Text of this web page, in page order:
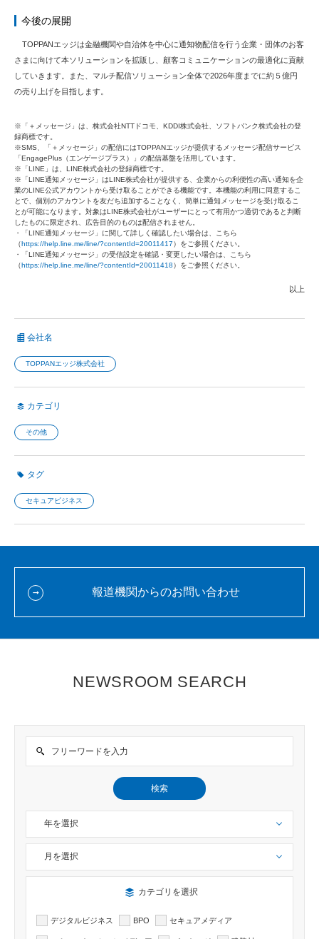
今後の展開
TOPPANエッジは金融機関や自治体を中心に通知物配信を行う企業・団体のお客
さまに向けて本ソリューションを拡販し、顧客コミュニケーションの最適化に貢献
していきます。また、マルチ配信ソリューション全体で2026年度までに約５億円
の売り上げを目指します。
※「＋メッセージ」は、株式会社NTTドコモ、KDDI株式会社、ソフトバンク株式会社の登
録商標です。
※SMS、「＋メッセージ」の配信にはTOPPANエッジが提供するメッセージ配信サービス
「EngagePlus（エンゲージプラス）」の配信基盤を活用しています。
※「LINE」は、LINE株式会社の登録商標です。
※「LINE通知メッセージ」はLINE株式会社が提供する、企業からの利便性の高い通知を企
業のLINE公式アカウントから受け取ることができる機能です。本機能の利用に同意するこ
とで、個別のアカウントを友だち追加することなく、簡単に通知メッセージを受け取るこ
とが可能になります。対象はLINE株式会社がユーザーにとって有用かつ適切であると判断
したものに限定され、広告目的のものは配信されません。
・「LINE通知メッセージ」に関して詳しく確認したい場合は、こちら
（https://help.line.me/line/?contentId=20011417）をご参照ください。
・「LINE通知メッセージ」の受信設定を確認・変更したい場合は、こちら
（https://help.line.me/line/?contentId=20011418）をご参照ください。
以上
会社名
TOPPANエッジ株式会社
カテゴリ
その他
タグ
セキュアビジネス
報道機関からのお問い合わせ
NEWSROOM SEARCH
検索
年を選択
月を選択
検索したい記事のカテゴリーを選択出来ます
カテゴリを選択
デジタルビジネス BPO セキュアメディア